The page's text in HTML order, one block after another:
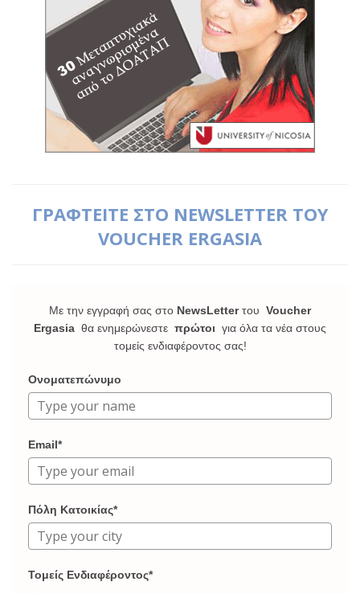
ΓΡΑΦΤΕΙΤΕ ΣΤΟ NEWSLETTER ΤΟΥ
VOUCHER ERGASIA
Με την εγγραφή σας στο NewsLetterτου Voucher
Ergasia θα ενημερώνεστε πρώτοι για όλα τα νέα στους
τομείς ενδιαφέροντος σας!
Ονοματεπώνυμο
Email*
Πόλη Κατοικίας*
Τομείς Ενδιαφέροντος*